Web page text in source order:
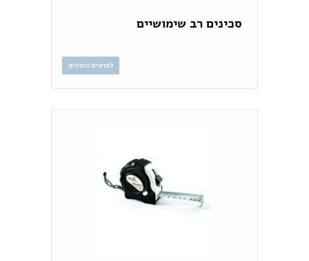
סכינים רב שימושיים
לפרטים נוספים